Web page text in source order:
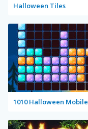
Halloween Tiles
1010 Halloween Mobile